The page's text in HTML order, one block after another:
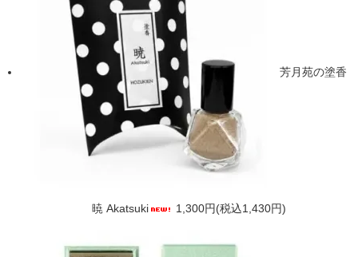
芳月苑の塗香
暁 Akatsuki 1,300円(税込1,430円)